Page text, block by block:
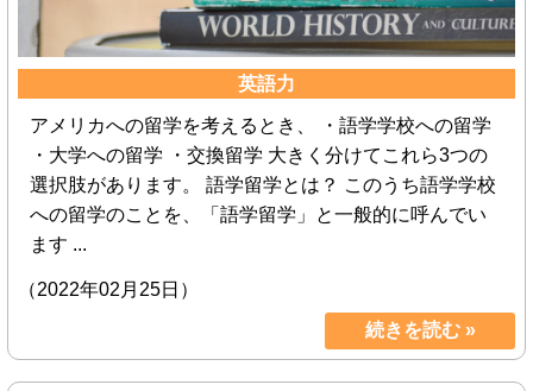
英語力
アメリカへの留学を考えるとき、 ・語学学校への留学
・大学への留学 ・交換留学 大きく分けてこれら3つの
選択肢があります。 語学留学とは？ このうち語学学校
への留学のことを、「語学留学」と一般的に呼んでい
ます ...
（2022年02月25日）
続きを読む »